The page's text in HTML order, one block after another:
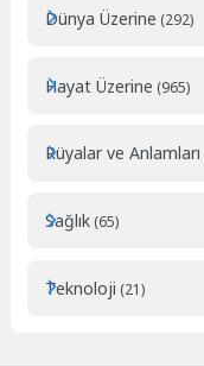
Dünya Üzerine (292)
Hayat Üzerine (965)
Rüyalar ve Anlamları
Sağlık (65)
Teknoloji (21)